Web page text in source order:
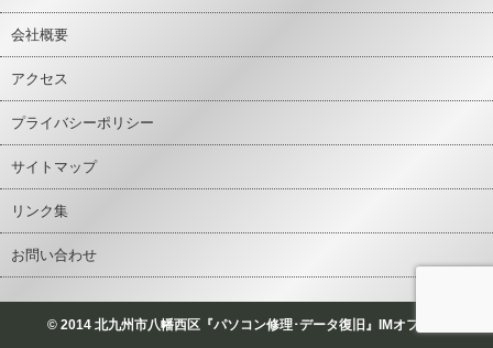
会社概要
アクセス
プライバシーポリシー
サイトマップ
リンク集
お問い合わせ
© 2014 北九州市八幡西区『パソコン修理･データ復旧』IMオフィス